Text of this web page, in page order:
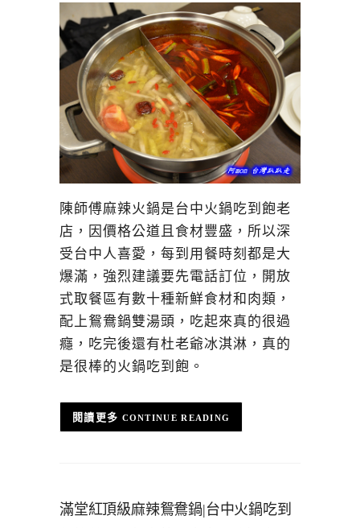
陳師傅麻辣火鍋是台中火鍋吃到飽老
店，因價格公道且食材豐盛，所以深
受台中人喜愛，每到用餐時刻都是大
爆滿，強烈建議要先電話訂位，開放
式取餐區有數十種新鮮食材和肉類，
配上鴛鴦鍋雙湯頭，吃起來真的很過
癮，吃完後還有杜老爺冰淇淋，真的
是很棒的火鍋吃到飽。
CONTINUE READING
滿堂紅頂級麻辣鴛鴦鍋|台中火鍋吃到